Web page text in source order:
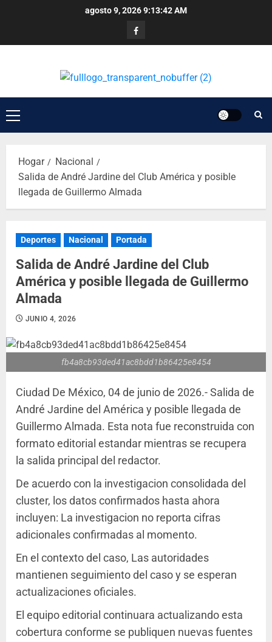
agosto 9, 20269:13:42 AM
Hogar
Nacional
Salida de André Jardine del Club América y posible
llegada de Guillermo Almada
Deportes Nacional Portada
Salida de André Jardine del Club
América y posible llegada de Guillermo
Almada
JUNIO 4, 2026
fb4a8cb93ded41ac8bdd1b86425e8454
Ciudad De México, 04 de junio de 2026.- Salida de
André Jardine del América y posible llegada de
Guillermo Almada. Esta nota fue reconstruida con
formato editorial estandar mientras se recupera
la salida principal del redactor.
De acuerdo con la investigacion consolidada del
cluster, los datos confirmados hasta ahora
incluyen: La investigacion no reporta cifras
adicionales confirmadas al momento.
En el contexto del caso, Las autoridades
mantienen seguimiento del caso y se esperan
actualizaciones oficiales.
El equipo editorial continuara actualizando esta
cobertura conforme se publiquen nuevas fuentes